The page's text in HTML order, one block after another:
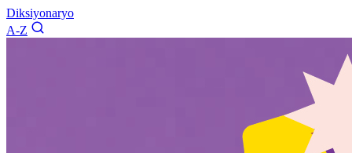
Diksiyonaryo
A-Z